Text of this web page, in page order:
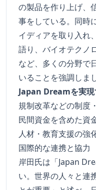
の製品を作り上げ、
事をしている。同時
イディアを取り入れ
語り、バイオテクノ
など、多くの分野で
いることを強調しま
Japan Dreamを実現
規制改革などの制度
民間資金を含めた資
人材・教育支援の強
国際的な連携と協力
岸田氏は「Japan
い。世界の人々と連